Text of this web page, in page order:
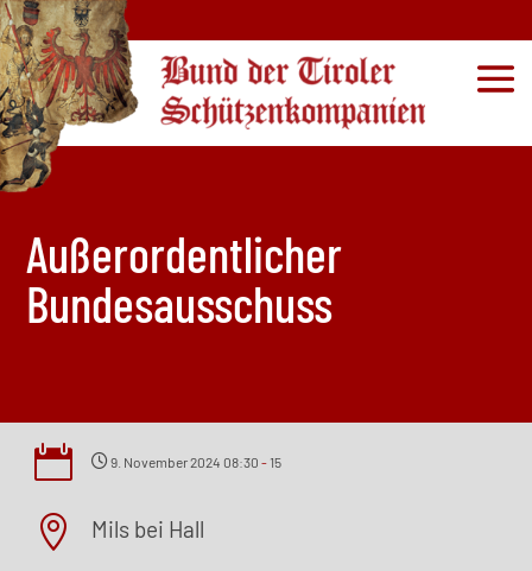
Außerordentlicher
Bundesausschuss
 9. November 2024 08:30 - 15
 Mils bei Hall